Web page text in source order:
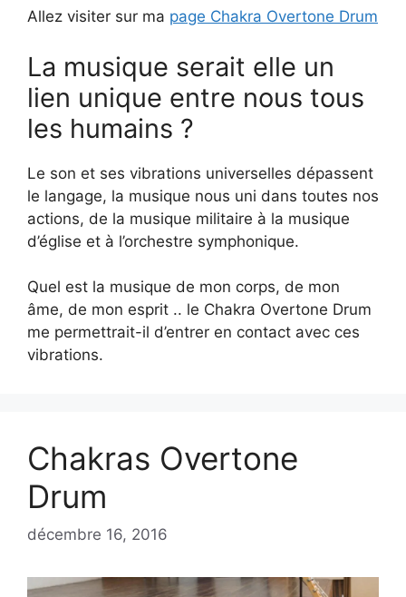
Allez visiter sur ma page Chakra Overtone Drum
La musique serait elle un
lien unique entre nous tous
les humains ?
Le son et ses vibrations universelles dépassent
le langage, la musique nous uni dans toutes nos
actions, de la musique militaire à la musique
d’église et à l’orchestre symphonique.
Quel est la musique de mon corps, de mon
âme, de mon esprit .. le Chakra Overtone Drum
me permettrait-il d’entrer en contact avec ces
vibrations.
Chakras Overtone
Drum
décembre 16, 2016